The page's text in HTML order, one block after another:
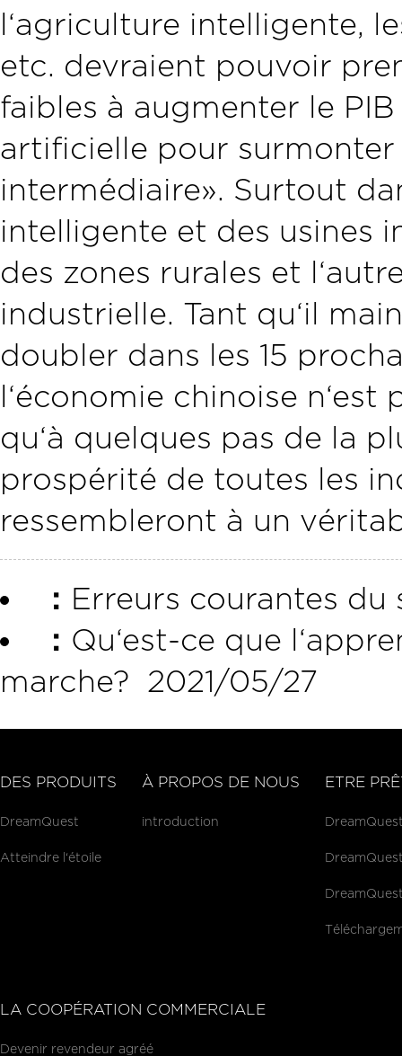
l‘agriculture intelligente,
etc. devraient pouvoir
faibles à augmenter le
artificielle pour surmonter
intermédiaire». Surtout
intelligente et des usines
des zones rurales et
industrielle. Tant qu‘il
doubler dans les 15
l‘économie chinoise
qu‘à quelques pas de la
prospérité de toutes les
ressembleront à un
： Erreurs courantes
： Qu‘est-ce que
marche? 2021/05/27
DES PRODUITS
DreamQuest
Atteindre l‘étoile
À PROPOS DE NOUS
introduction
ETRE
LA COOPÉRATION COMMERCIALE
Devenir revendeur agréé